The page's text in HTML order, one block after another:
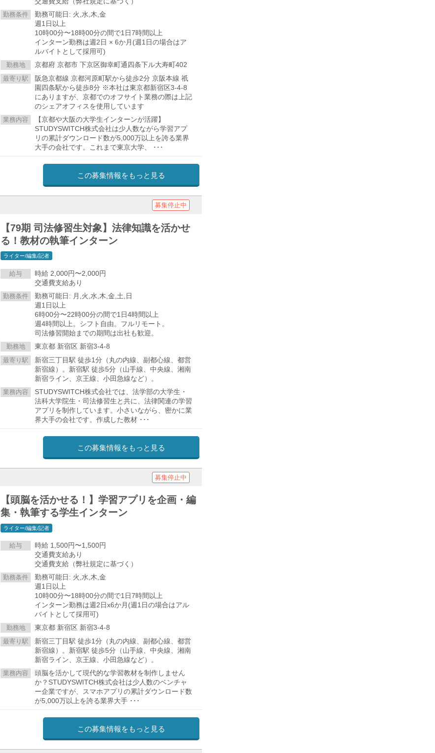
勤務条件
勤務可能日: 火,水,木,金
週1日以上
10時00分〜18時00分の間で1日7時間以上
インターン勤務は週2日 × 6か月(週1日の場合はア
ルバイトとして採用可)
勤務地 京都府 京都市 下京区御幸町通四条下ル大寿町402
最寄り駅
阪急京都線 京都河原町駅から徒歩2分 京阪本線 祇
園四条駅から徒歩8分 ※本社は東京都新宿区3-4-8
にありますが、京都でのオフサイト業務の際は上記
のシェアオフィスを使用しています
業務内容
【京都や大阪の大学生インターンが活躍】
STUDYSWITCH株式会社は少人数ながら学習アプ
リの累計ダウンロード数が5,000万以上を誇る業界
大手の会社です。これまで東京大学、 ･･･
この募集情報をもっと見る
募集停止中
【79期 司法修習生対象】法律知識を活かせ
る！教材の執筆インターン
ライター/編集/記者
給与
時給 2,000円〜2,000円
交通費支給あり
勤務条件
勤務可能日: 月,火,水,木,金,土,日
週1日以上
6時00分〜22時00分の間で1日4時間以上
週4時間以上。シフト自由。フルリモート。
司法修習開始までの期間は出社も歓迎。
勤務地 東京都 新宿区 新宿3-4-8
最寄り駅
新宿三丁目駅 徒歩1分（丸の内線、副都心線、都営
新宿線）。新宿駅 徒歩5分（山手線、中央線、湘南
新宿ライン、京王線、小田急線など）。
業務内容
STUDYSWITCH株式会社では、法学部の大学生・
法科大学院生・司法修習生と共に、法律関連の学習
アプリを制作しています。小さいながら、密かに業
界大手の会社です。作成した教材 ･･･
この募集情報をもっと見る
募集停止中
【頭脳を活かせる！】学習アプリを企画・編
集・執筆する学生インターン
ライター/編集/記者
給与
時給 1,500円〜1,500円
交通費支給あり
交通費支給（弊社規定に基づく）
勤務条件
勤務可能日: 火,水,木,金
週1日以上
10時00分〜18時00分の間で1日7時間以上
インターン勤務は週2日x6か月(週1日の場合はアル
バイトとして採用可)
勤務地 東京都 新宿区 新宿3-4-8
最寄り駅
新宿三丁目駅 徒歩1分（丸の内線、副都心線、都営
新宿線）。新宿駅 徒歩5分（山手線、中央線、湘南
新宿ライン、京王線、小田急線など）。
業務内容
頭脳を活かして現代的な学習教材を制作しません
か？STUDYSWITCH株式会社は少人数のベンチャ
ー企業ですが、スマホアプリの累計ダウンロード数
が5,000万以上を誇る業界大手 ･･･
この募集情報をもっと見る